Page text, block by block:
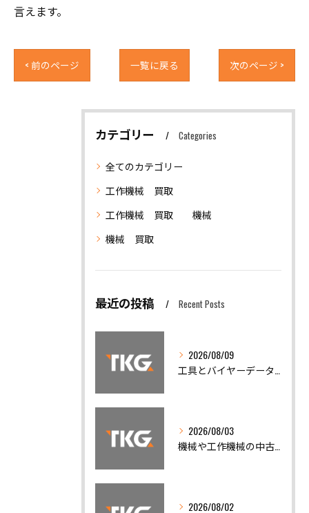
言えます。
< 前のページ 一覧に戻る 次のページ >
カテゴリー Categories
全てのカテゴリー
工作機械 買取
工作機械 買取 機械
機械 買取
最近の投稿 Recent Posts
2026/08/09
2026/08/03
2026/08/02